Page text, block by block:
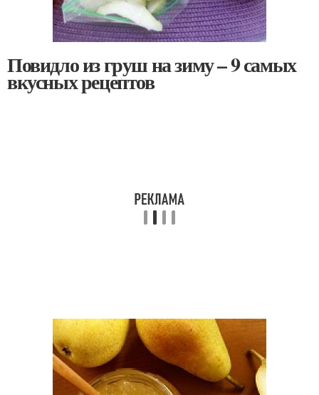
Повидло из груш на зиму – 9 самых
вкусных рецептов